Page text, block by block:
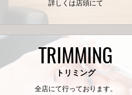
詳しくは店頭にて
TRIMMING
トリミング
全店にて行っております。